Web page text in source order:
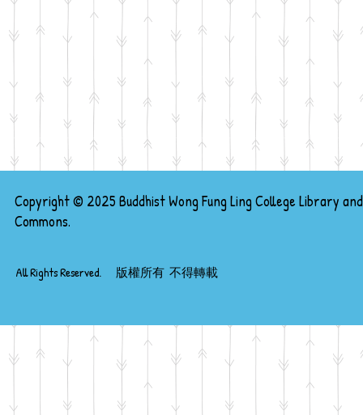
Copyright © 2025 Buddhist Wong Fung Ling College Library
Commons.
All Rights Reserved. 版權所有 不得轉載